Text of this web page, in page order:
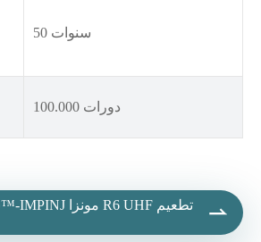
50 سنوات
100.000 دورات
